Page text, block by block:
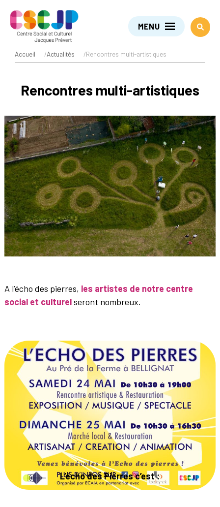
MENU
Accueil /Actualités /Rencontres multi-artistiques
Rencontres multi-artistiques
A l’écho des pierres, les artistes de notre centre
social et culturelseront nombreux.
L’écho des Pierres c’est :